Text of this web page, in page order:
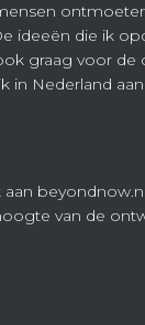
ideeën die ik
graag voor de
in Nederland
van de